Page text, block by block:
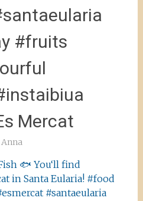
#fruits
Mercat
Anna